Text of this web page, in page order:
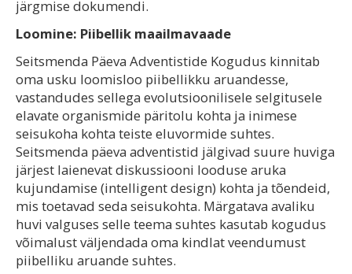
järgmise dokumendi.
Loomine: Piibellik maailmavaade
Seitsmenda Päeva Adventistide Kogudus kinnitab
oma usku loomisloo piibellikku aruandesse,
vastandudes sellega evolutsioonilisele selgitusele
elavate organismide päritolu kohta ja inimese
seisukoha kohta teiste eluvormide suhtes.
Seitsmenda päeva adventistid jälgivad suure huviga
järjest laienevat diskussiooni looduse aruka
kujundamise (intelligent design) kohta ja tõendeid,
mis toetavad seda seisukohta. Märgatava avaliku
huvi valguses selle teema suhtes kasutab kogudus
võimalust väljendada oma kindlat veendumust
piibelliku aruande suhtes.